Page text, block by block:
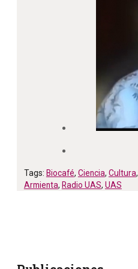
Tags: Biocafé, Ciencia, Cultura,
Armienta, Radio UAS, UAS